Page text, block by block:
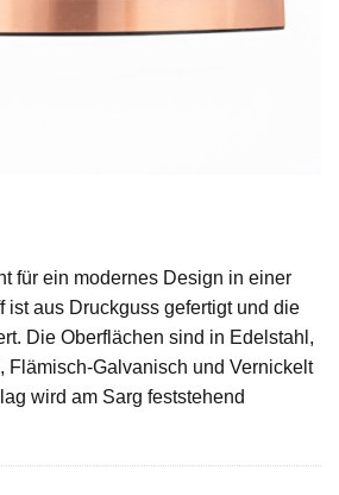
für ein modernes Design in einer
ist aus Druckguss gefertigt und die
Die Oberflächen sind in Edelstahl,
Flämisch-Galvanisch und Vernickelt
wird am Sarg feststehend